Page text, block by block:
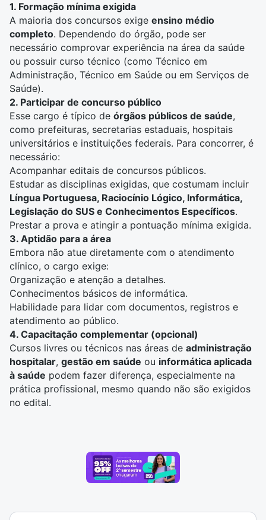
1. Formação mínima exigida
A maioria dos concursos exige ensino médio
completo. Dependendo do órgão, pode ser
necessário comprovar experiência na área da saúde
ou possuir curso técnico (como Técnico em
Administração, Técnico em Saúde ou em Serviços de
Saúde).
2. Participar de concurso público
Esse cargo é típico de órgãos públicos de saúde,
como prefeituras, secretarias estaduais, hospitais
universitários e instituições federais. Para concorrer, é
necessário:
Acompanhar editais de concursos públicos.
Estudar as disciplinas exigidas, que costumam incluir
Língua Portuguesa, Raciocínio Lógico, Informática,
Legislação do SUS e Conhecimentos Específicos.
Prestar a prova e atingir a pontuação mínima exigida.
3. Aptidão para a área
Embora não atue diretamente com o atendimento
clínico, o cargo exige:
Organização e atenção a detalhes.
Conhecimentos básicos de informática.
Habilidade para lidar com documentos, registros e
atendimento ao público.
4. Capacitação complementar (opcional)
Cursos livres ou técnicos nas áreas de administração
hospitalar, gestão em saúde ou informática aplicada
à saúde podem fazer diferença, especialmente na
prática profissional, mesmo quando não são exigidos
no edital.